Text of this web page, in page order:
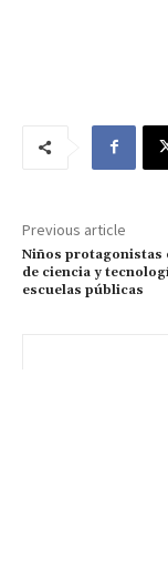
Previous article
Niños protagonistas
de ciencia y
escuelas públicas